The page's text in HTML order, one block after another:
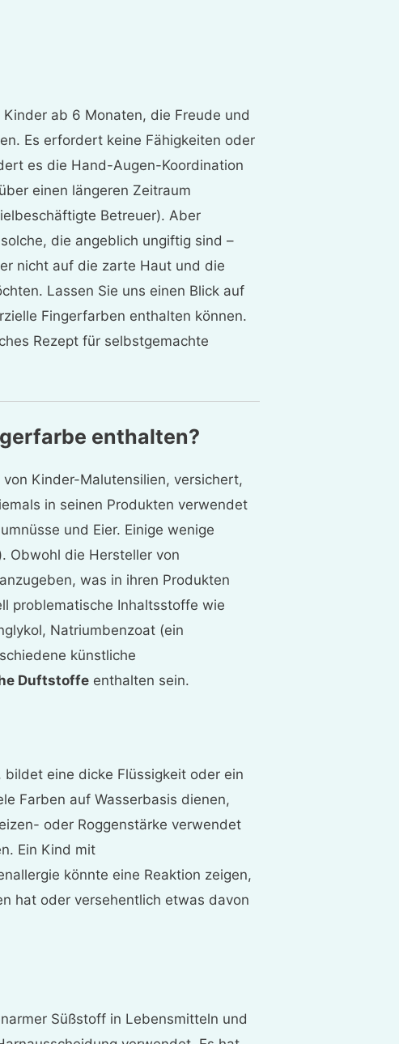
ab 6 Monaten, die Freude und
Es erfordert keine Fähigkeiten oder
es die Hand-Augen-Koordination
einen längeren Zeitraum
Betreuer). Aber
die angeblich ungiftig sind –
nicht auf die zarte Haut und die
Lassen Sie uns einen Blick auf
Fingerfarben enthalten können.
Rezept für selbstgemachte
enthalten?
Kinder-Malutensilien, versichert,
in seinen Produkten verwendet
und Eier. Einige wenige
Obwohl die Hersteller von
was in ihren Produkten
problematische Inhaltsstoffe wie
Natriumbenzoat (ein
künstliche
Duftstoffe enthalten sein.
eine dicke Flüssigkeit oder ein
Farben auf Wasserbasis dienen,
oder Roggenstärke verwendet
Ein Kind mit
könnte eine Reaktion zeigen,
hat oder versehentlich etwas davon
Süßstoff in Lebensmitteln und